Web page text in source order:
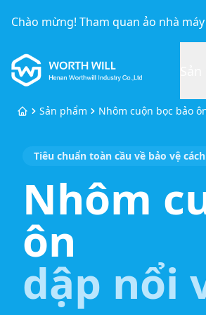
Chào mừng! Tham quan ảo nhà
Worthwill
Trang chủSản phẩm Nhôm cuộn bọc bảo
Tiêu chuẩn toàn cầu về bảo vệ
Nhôm
ôn
dập nổi